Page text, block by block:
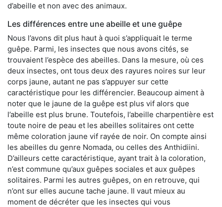
d’abeille et non avec des animaux.
Les différences entre une abeille et une guêpe
Nous l’avons dit plus haut à quoi s’appliquait le terme
guêpe. Parmi, les insectes que nous avons cités, se
trouvaient l’espèce des abeilles. Dans la mesure, où ces
deux insectes, ont tous deux des rayures noires sur leur
corps jaune, autant ne pas s’appuyer sur cette
caractéristique pour les différencier. Beaucoup aiment à
noter que le jaune de la guêpe est plus vif alors que
l’abeille est plus brune. Toutefois, l’abeille charpentière est
toute noire de peau et les abeilles solitaires ont cette
même coloration jaune vif rayée de noir. On compte ainsi
les abeilles du genre Nomada, ou celles des Anthidiini.
D’ailleurs cette caractéristique, ayant trait à la coloration,
n’est commune qu’aux guêpes sociales et aux guêpes
solitaires. Parmi les autres guêpes, on en retrouve, qui
n’ont sur elles aucune tache jaune. Il vaut mieux au
moment de décréter que les insectes qui vous